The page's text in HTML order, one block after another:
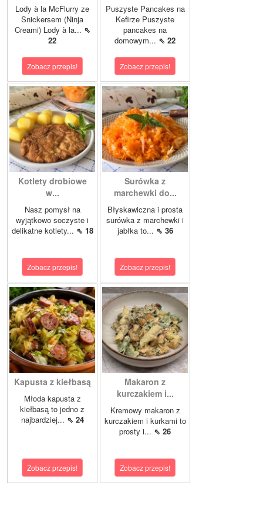
Lody à la McFlurry ze
Snickersem (Ninja
Creami) Lody à la... ⇖
22
Zobacz przepis!
Puszyste Pancakes na
Kefirze Puszyste
pancakes na
domowym... ⇖ 22
Zobacz przepis!
Kotlety drobiowe
w...
Nasz pomysł na
wyjątkowo soczyste i
delikatne kotlety... ⇖ 18
Zobacz przepis!
Surówka z
marchewki do...
Błyskawiczna i prosta
surówka z marchewki i
jabłka to... ⇖ 36
Zobacz przepis!
Kapusta z kiełbasą
Młoda kapusta z
kiełbasą to jedno z
najbardziej... ⇖ 24
Zobacz przepis!
Makaron z
kurczakiem i...
Kremowy makaron z
kurczakiem i kurkami to
prosty i... ⇖ 26
Zobacz przepis!